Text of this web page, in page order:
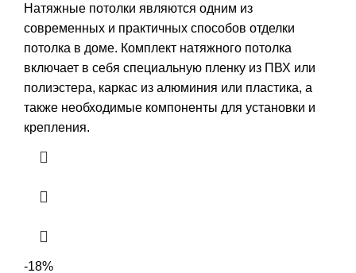
цена
составляла
4700,00 ₽.
цена:
3310,00 ₽.
Натяжные потолки являются одним из
современных и практичных способов отделки
потолка в доме. Комплект натяжного потолка
включает в себя специальную пленку из ПВХ или
полиэстера, каркас из алюминия или пластика, а
также необходимые компоненты для установки и
крепления.
-18%